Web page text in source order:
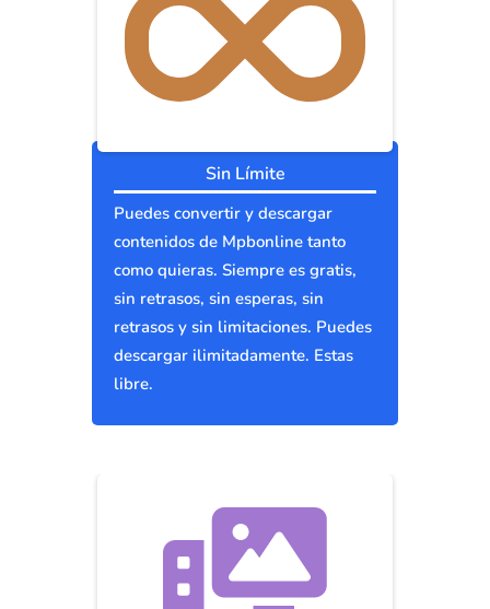
Sin Límite
Puedes convertir y descargar
contenidos de Mpbonline tanto
como quieras. Siempre es gratis,
sin retrasos, sin esperas, sin
retrasos y sin limitaciones. Puedes
descargar ilimitadamente. Estas
libre.